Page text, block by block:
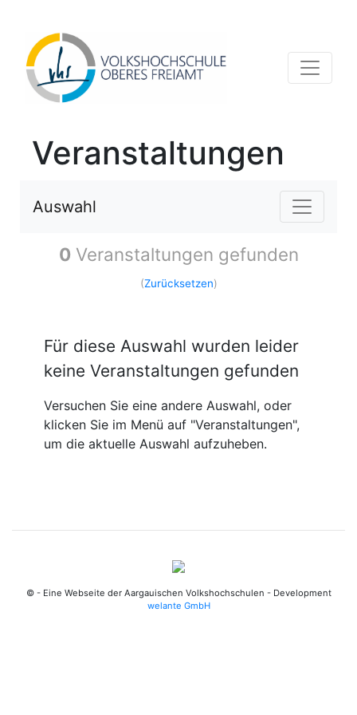
Veranstaltungen
Auswahl
0 Veranstaltungen gefunden
(Zurücksetzen)
Für diese Auswahl wurden leider
keine Veranstaltungen gefunden
Versuchen Sie eine andere Auswahl, oder
klicken Sie im Menü auf "Veranstaltungen",
um die aktuelle Auswahl aufzuheben.
© - Eine Webseite der Aargauischen Volkshochschulen - Development
welante GmbH